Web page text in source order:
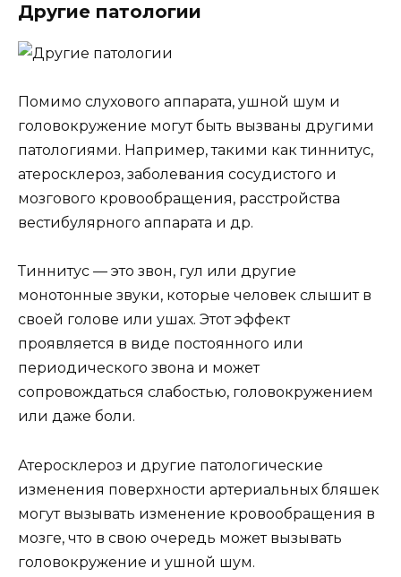
Другие патологии
Помимо слухового аппарата, ушной шум и
головокружение могут быть вызваны другими
патологиями. Например, такими как тиннитус,
атеросклероз, заболевания сосудистого и
мозгового кровообращения, расстройства
вестибулярного аппарата и др.
Тиннитус — это звон, гул или другие
монотонные звуки, которые человек слышит в
своей голове или ушах. Этот эффект
проявляется в виде постоянного или
периодического звона и может
сопровождаться слабостью, головокружением
или даже боли.
Атеросклероз и другие патологические
изменения поверхности артериальных бляшек
могут вызывать изменение кровообращения в
мозге, что в свою очередь может вызывать
головокружение и ушной шум.